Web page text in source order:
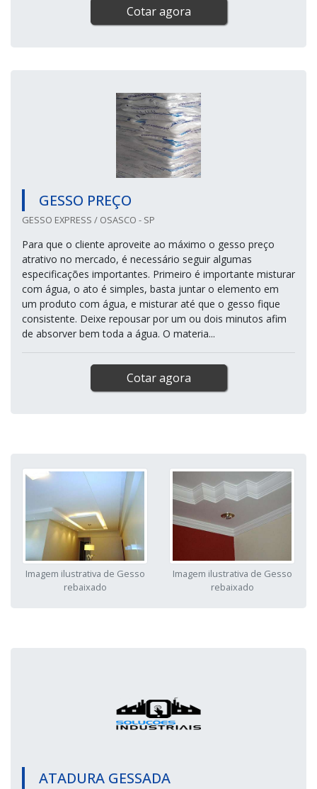
Cotar agora
GESSO PREÇO
GESSO EXPRESS / OSASCO - SP
Para que o cliente aproveite ao máximo o gesso preço
atrativo no mercado, é necessário seguir algumas
especificações importantes. Primeiro é importante misturar
com água, o ato é simples, basta juntar o elemento em
um produto com água, e misturar até que o gesso fique
consistente. Deixe repousar por um ou dois minutos afim
de absorver bem toda a água. O materia...
Cotar agora
Imagem ilustrativa de Gesso
rebaixado
Imagem ilustrativa de Gesso
rebaixado
ATADURA GESSADA